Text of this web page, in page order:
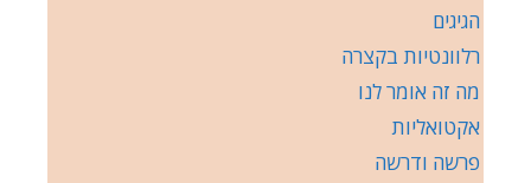
הגיגים
רלוונטיות בקצרה
מה זה אומר לנו
אקטואליות
פרשה ודרשה